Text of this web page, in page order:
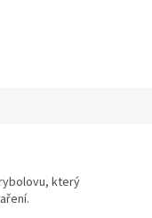
který